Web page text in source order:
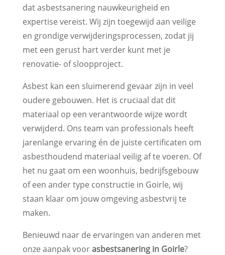
dat asbestsanering nauwkeurigheid en
expertise vereist. Wij zijn toegewijd aan veilige
en grondige verwijderingsprocessen, zodat jij
met een gerust hart verder kunt met je
renovatie- of sloopproject.
Asbest kan een sluimerend gevaar zijn in veel
oudere gebouwen. Het is cruciaal dat dit
materiaal op een verantwoorde wijze wordt
verwijderd. Ons team van professionals heeft
jarenlange ervaring én de juiste certificaten om
asbesthoudend materiaal veilig af te voeren. Of
het nu gaat om een woonhuis, bedrijfsgebouw
of een ander type constructie in Goirle, wij
staan klaar om jouw omgeving asbestvrij te
maken.
Benieuwd naar de ervaringen van anderen met
onze aanpak voorasbestsanering in Goirle?